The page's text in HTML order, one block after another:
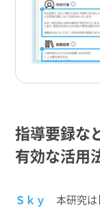
指導要録な
有効な​活用
Ｓｋｙ
本研究は